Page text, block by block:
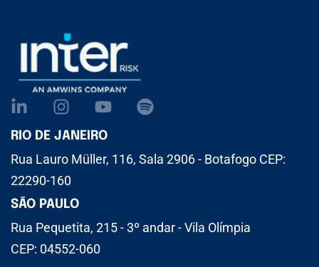
RIO DE JANEIRO
Rua Lauro Müller, 116, Sala 2906 - Botafogo CEP:
22290-160
SÃO PAULO
Rua Pequetita, 215 - 3º andar - Vila Olímpia
CEP: 04552-060